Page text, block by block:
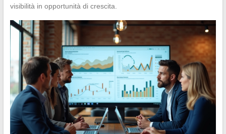
visibilità in opportunità di crescita.